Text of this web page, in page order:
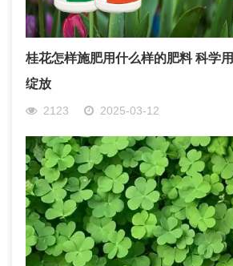
桂花怎样施肥用什么样的肥料 科学
绽放
2123 2025-03-12